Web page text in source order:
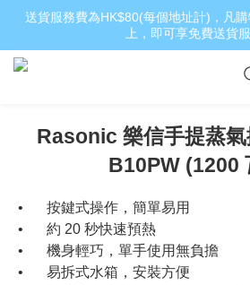
送貨服務費為HK$80(每個地址計)，凡
上，即可享免費送貨服
Rasonic 樂信手提蒸
B10PW (1200
•	按鍵式操作，簡單易用
•	約 20 秒快速預熱
•	機身輕巧，單手使用無負擔
•	易拆式水箱，安裝方便